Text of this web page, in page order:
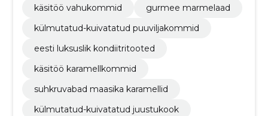
käsitöö vahukommid
gurmee marmelaad
külmutatud-kuivatatud puuviljakommid
eesti luksuslik kondiitritooted
käsitöö karamellkommid
suhkruvabad maasika karamellid
külmutatud-kuivatatud juustukook